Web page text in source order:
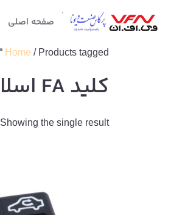
صفحه اصلی
Home / Products tagged “کلید FA اسلایدی”
کلید FA اسلایدی
Showing the single result